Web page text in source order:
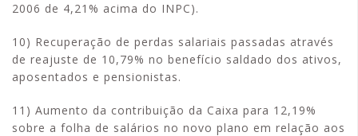
2006 de 4,21% acima do INPC).
10) Recuperação de perdas salariais passadas através
de reajuste de 10,79% no benefício saldado dos ativos,
aposentados e pensionistas.
11) Aumento da contribuição da Caixa para 12,19%
sobre a folha de salários no novo plano em relação aos